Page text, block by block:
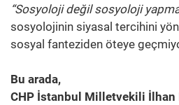
“Sosyoloji değil sosyoloji
sosyolojinin siyasal tercihini
sosyal fanteziden öteye
Bu arada,
CHP İstanbul Milletvekili İlhan